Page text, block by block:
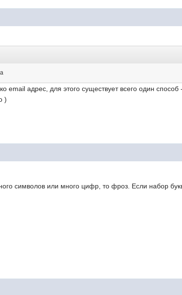
email адрес, для этого существует всего один
)
символов или много цифр, то фроз. Если набор